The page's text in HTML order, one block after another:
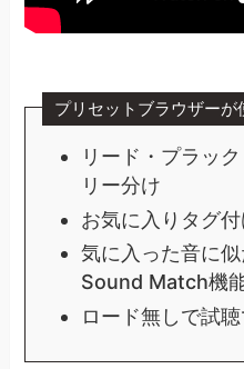
プリセットブラウザーが
リード・プラッ
リー分け
お気に入りタグ付
気に入った音に
Sound Match機
ロード無しで試